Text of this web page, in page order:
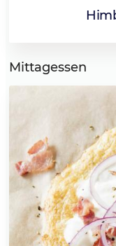
Mittagessen